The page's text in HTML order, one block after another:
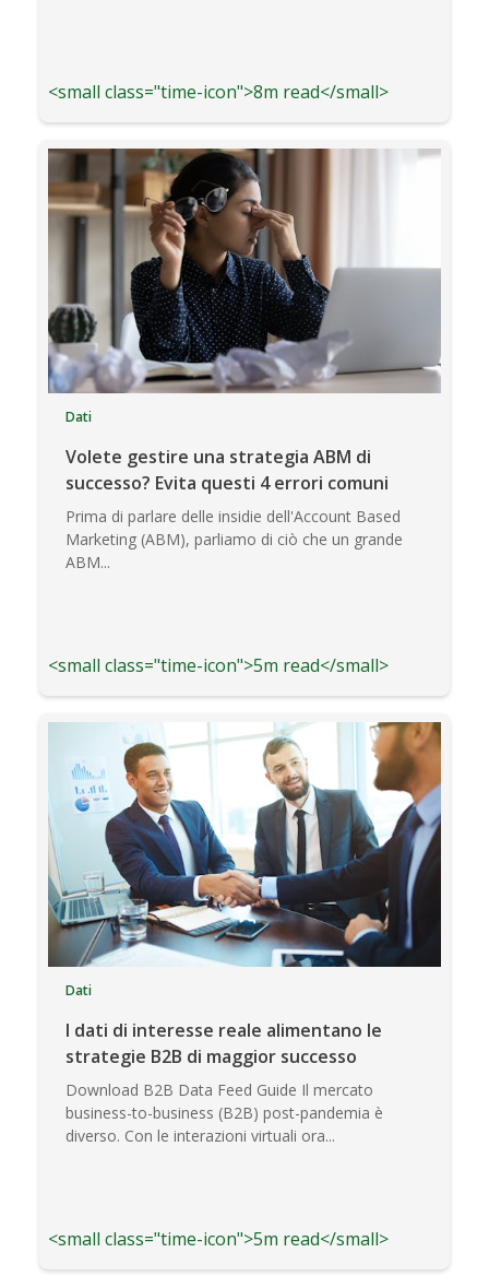
<small class="time-icon">8m read</small>
Dati
Volete gestire una strategia ABM di
successo? Evita questi 4 errori comuni
Prima di parlare delle insidie dell'Account Based
Marketing (ABM), parliamo di ciò che un grande
ABM...
<small class="time-icon">5m read</small>
Dati
I dati di interesse reale alimentano le
strategie B2B di maggior successo
Download B2B Data Feed Guide Il mercato
business-to-business (B2B) post-pandemia è
diverso. Con le interazioni virtuali ora...
<small class="time-icon">5m read</small>